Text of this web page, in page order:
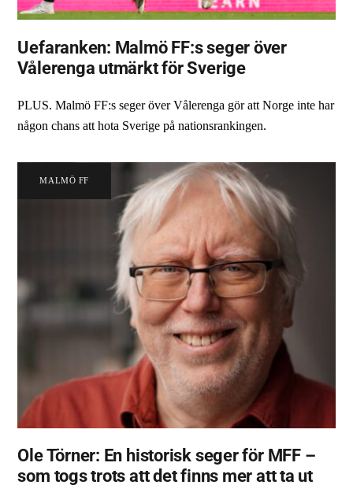
Uefaranken: Malmö FF:s seger över
Vålerenga utmärkt för Sverige
PLUS. Malmö FF:s seger över Vålerenga gör att Norge inte har
någon chans att hota Sverige på nationsrankingen.
MALMÖ FF
Ole Törner: En historisk seger för MFF –
som togs trots att det finns mer att ta ut